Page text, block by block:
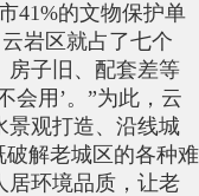
41%的文物保护单
岩区就占了七个
房子旧、配套差等
会用’。”为此，云
景观打造、沿线城
破解老城区的各种难
居环境品质，让老